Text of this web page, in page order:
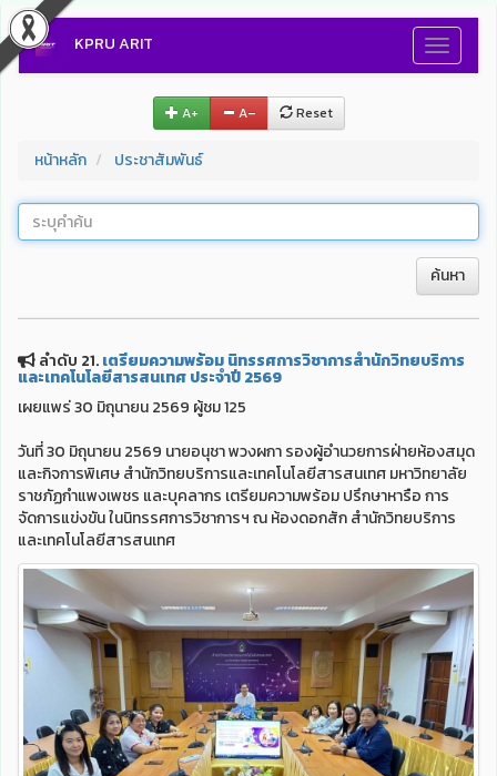
Toggle
KPRU ARIT
A+ A– Reset
หน้าหลัก ประชาสัมพันธ์
ค้นหา
ลำดับ 21.เตรียมความพร้อม นิทรรศการวิชาการสำนักวิทยบริการ
และเทคโนโลยีสารสนเทศ ประจำปี 2569
เผยแพร่ 30 มิถุนายน 2569 ผู้ชม 125
วันที่ 30 มิถุนายน 2569 นายอนุชา พวงผกา รองผู้อำนวยการฝ่ายห้องสมุด
และกิจการพิเศษ สำนักวิทยบริการและเทคโนโลยีสารสนเทศ มหาวิทยาลัย
ราชภัฏกำแพงเพชร และบุคลากร เตรียมความพร้อม ปรึกษาหารือ การ
จัดการแข่งขัน ในนิทรรศการวิชาการฯ ณ ห้องดอกสัก สำนักวิทยบริการ
และเทคโนโลยีสารสนเทศ